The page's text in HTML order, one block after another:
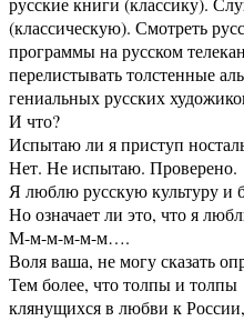
(классическую). Смотреть
программы на русском
перелистывать толстенные
гениальных русских
И что?
Испытаю ли я приступ
Нет. Не испытаю. Проверено.
Я люблю русскую культуру и
Но означает ли это, что я
М-м-м-м-м-м….
Воля ваша, не могу сказать
Тем более, что толпы и толпы
клянущихся в любви к